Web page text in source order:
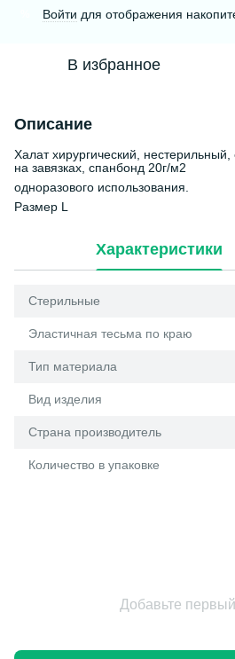
Войти для отображения
В избранное
Описание
Халат хирургический, нестерильный,
на завязках, спанбонд 20г/м2
одноразового использования.
Размер L
Характеристики
Стерильные
Эластичная тесьма по краю
Тип материала
Вид изделия
Страна производитель
Количество в упаковке
Добавьте